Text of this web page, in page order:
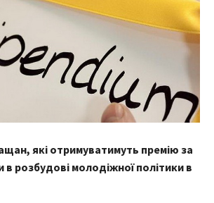
які отримуватимуть премію за
в розбудові молодіжної політики в